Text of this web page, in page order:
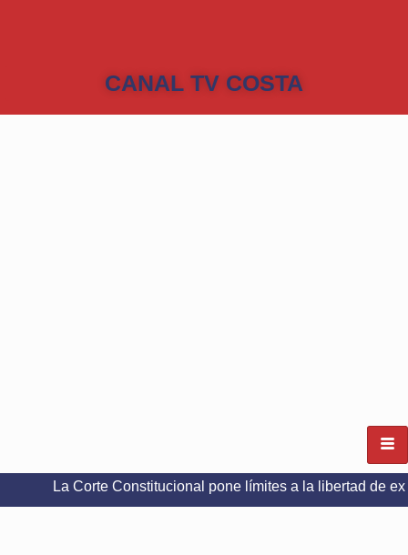
CANAL TV COSTA
pone límites a la libertad de expresión en redes